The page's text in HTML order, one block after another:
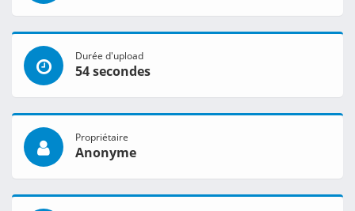
Durée d'upload
54 secondes
Propriétaire
Anonyme